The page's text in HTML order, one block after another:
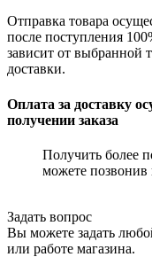
Отправка товара
после поступления
зависит от выбранной
доставки.
Оплата за доставку
получении заказа
Получить более
можете позвонив
Задать вопрос
Вы можете задать
или работе магазина.